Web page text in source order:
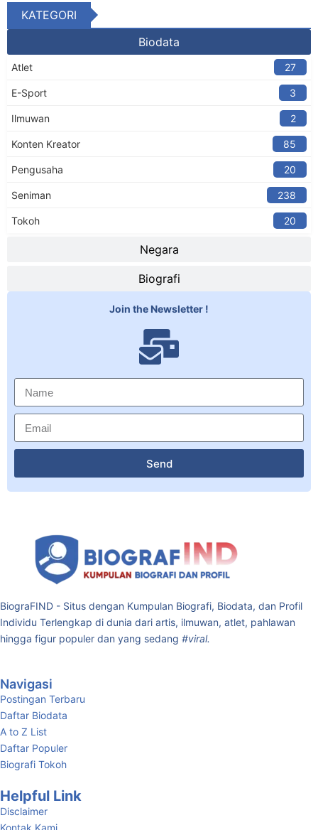
KATEGORI
Biodata
Negara
Biografi
Atlet 27
E-Sport 3
Ilmuwan 2
Konten Kreator​ 85
Pengusaha 20
Seniman 238
Tokoh 20
Join the Newsletter !
Send
BiograFIND - Situs dengan Kumpulan Biografi, Biodata, dan Profil
Individu Terlengkap di dunia dari artis, ilmuwan, atlet, pahlawan
hingga figur populer dan yang sedang #viral.
Navigasi
Postingan Terbaru
Daftar Biodata
A to Z List
Daftar Populer
Biografi Tokoh
Helpful Link
Disclaimer